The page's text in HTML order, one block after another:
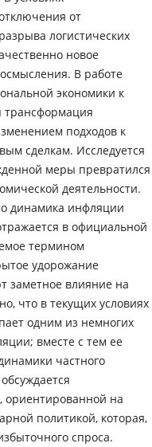
от
логистических
новое
В работе
экономики к
трансформация
подходов к
сделкам. Исследуется
меры превратился
деятельности.
динамика инфляции
в официальной
термином
удорожание
заметное влияние на
что в текущих условиях
одним из немногих
вместе с тем ее
частного
ориентированной на
политикой, которая,
спроса.